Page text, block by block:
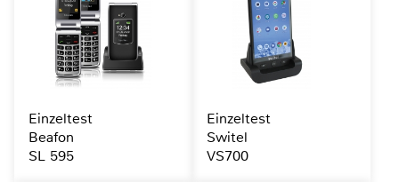
Einzeltest
Beafon
SL 595
Einzeltest
Switel
VS700